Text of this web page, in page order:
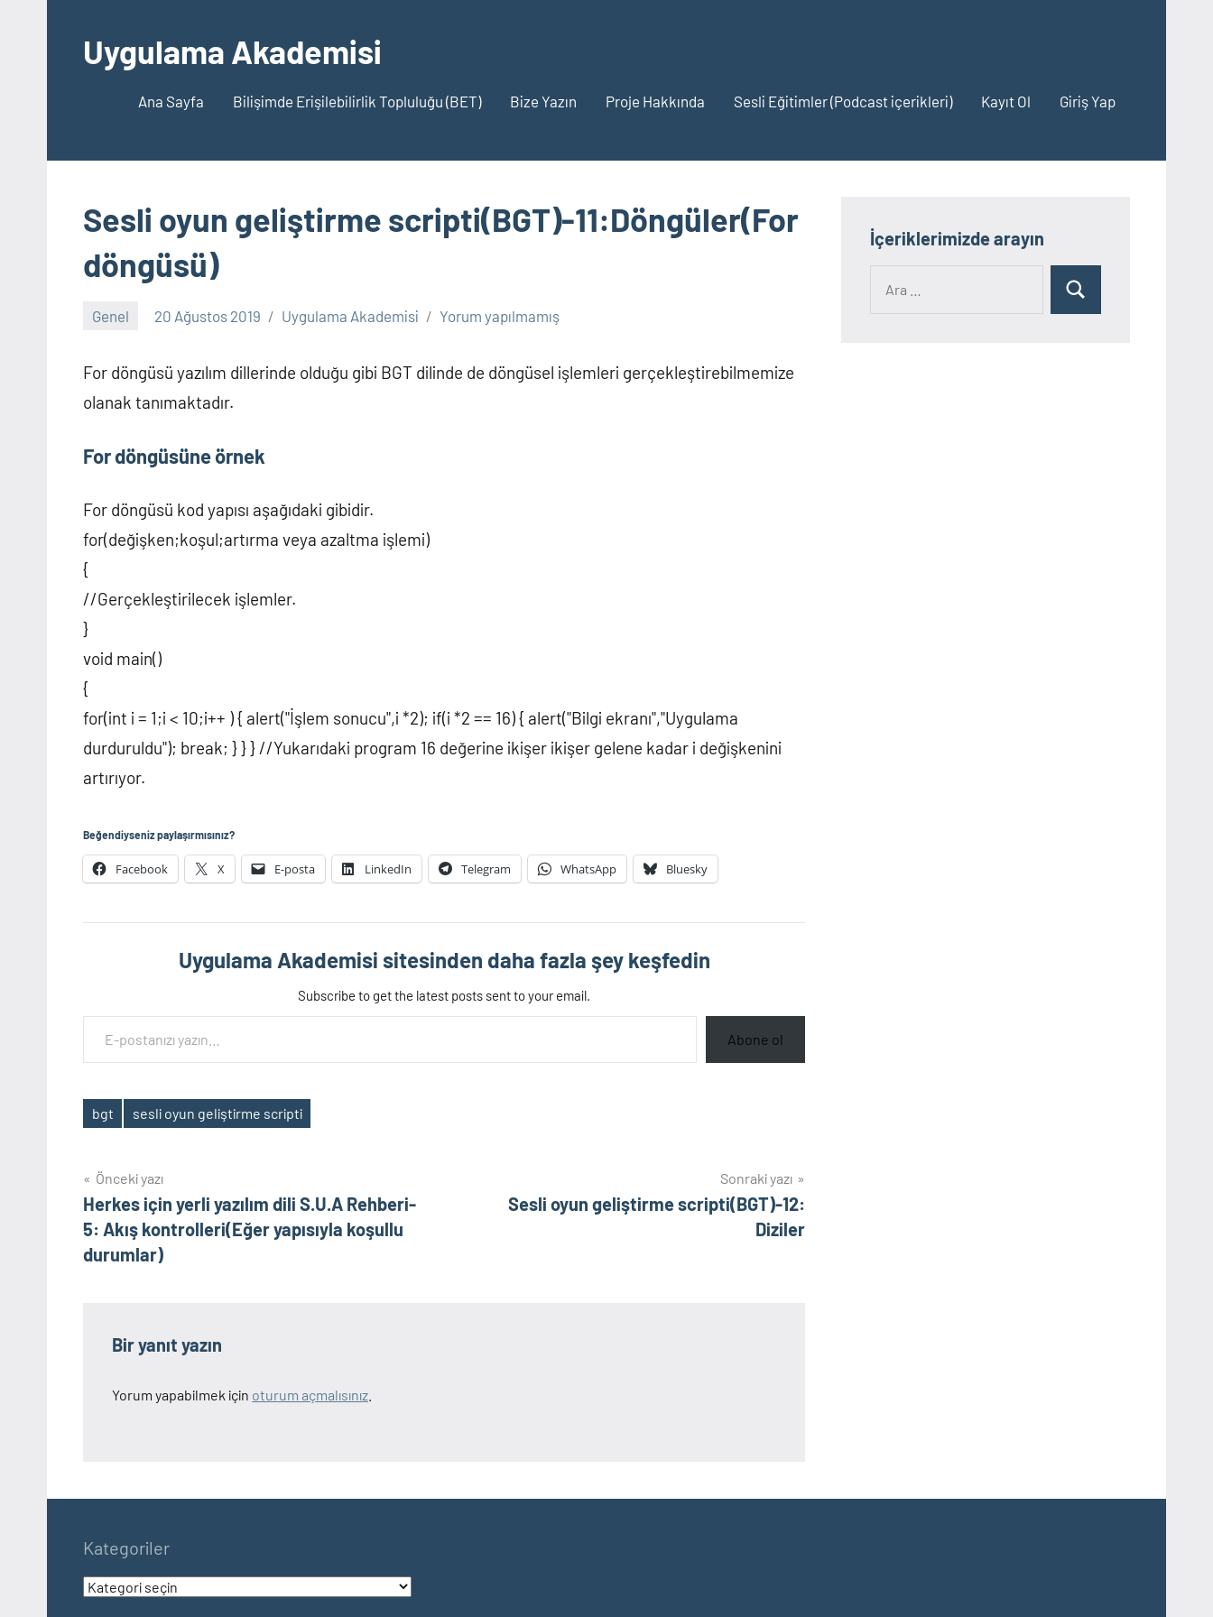
Uygulama Akademisi
Ana Sayfa Bilişimde Erişilebilirlik Topluluğu (BET) Bize Yazın Proje Hakkında Sesli Eğitimler (Podcast içerikleri) Kayıt Ol Giriş Yap
Sesli oyun geliştirme scripti(BGT)-11:Döngüler(For
döngüsü)
Genel 20 Ağustos 2019 Uygulama Akademisi Yorum yapılmamış
For döngüsü yazılım dillerinde olduğu gibi BGT dilinde de döngüsel işlemleri gerçekleştirebilmemize
olanak tanımaktadır.
For döngüsüne örnek
For döngüsü kod yapısı aşağıdaki gibidir.
for(değişken;koşul;artırma veya azaltma işlemi)
{
//Gerçekleştirilecek işlemler.
}
void main()
{
for(int i = 1;i < 10;i++ ) { alert("İşlem sonucu",i *2); if(i *2 == 16) { alert("Bilgi ekranı","Uygulama
durduruldu"); break; } } } //Yukarıdaki program 16 değerine ikişer ikişer gelene kadar i değişkenini
artırıyor.
Beğendiyseniz paylaşırmısınız?
Facebook X E-posta LinkedIn Telegram WhatsApp Bluesky
Uygulama Akademisi sitesinden daha fazla şey keşfedin
Subscribe to get the latest posts sent to your email.
E-postanızı yazın…
Abone ol
Etiketler
bgt sesli oyun geliştirme scripti
Yazı
gezinmesi
Önceki yazı
Herkes için yerli yazılım dili S.U.A Rehberi-
5: Akış kontrolleri(Eğer yapısıyla koşullu
durumlar)
Sonraki yazı
Sesli oyun geliştirme scripti(BGT)-12:
Diziler
Bir yanıt yazın
Yorum yapabilmek için oturum açmalısınız
İçeriklerimizde arayın
Ara
Kategoriler
Kategoriler